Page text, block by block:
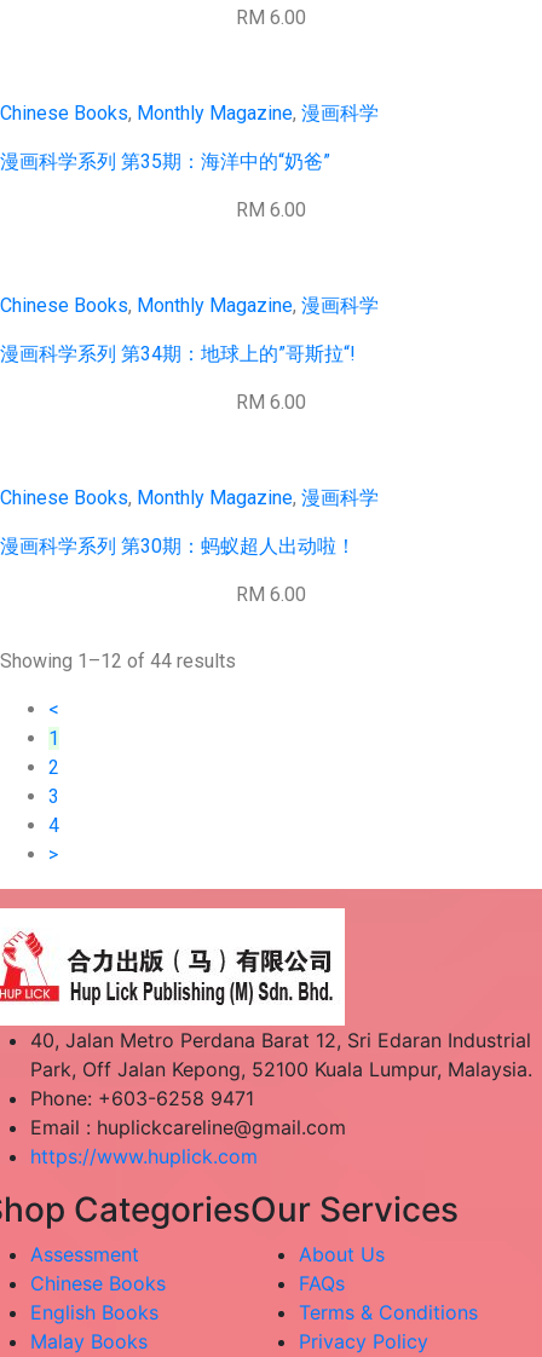
RM 6.00
Chinese Books, Monthly Magazine, 漫画科学
漫画科学系列 第35期：海洋中的“奶爸”
RM 6.00
Chinese Books, Monthly Magazine, 漫画科学
漫画科学系列 第34期：地球上的”哥斯拉“!
RM 6.00
Chinese Books, Monthly Magazine, 漫画科学
漫画科学系列 第30期：蚂蚁超人出动啦！
RM 6.00
Showing 1–12 of 44 results
<
1
2
3
4
>
40, Jalan Metro Perdana Barat 12, Sri Edaran Industrial
Park, Off Jalan Kepong, 52100 Kuala Lumpur, Malaysia.
Phone: +603-6258 9471
Email : huplickcareline@gmail.com
https://www.huplick.com
Categories
Assessment
Chinese Books
English Books
Malay Books
Our Services
About Us
FAQs
Terms & Conditions
Privacy Policy